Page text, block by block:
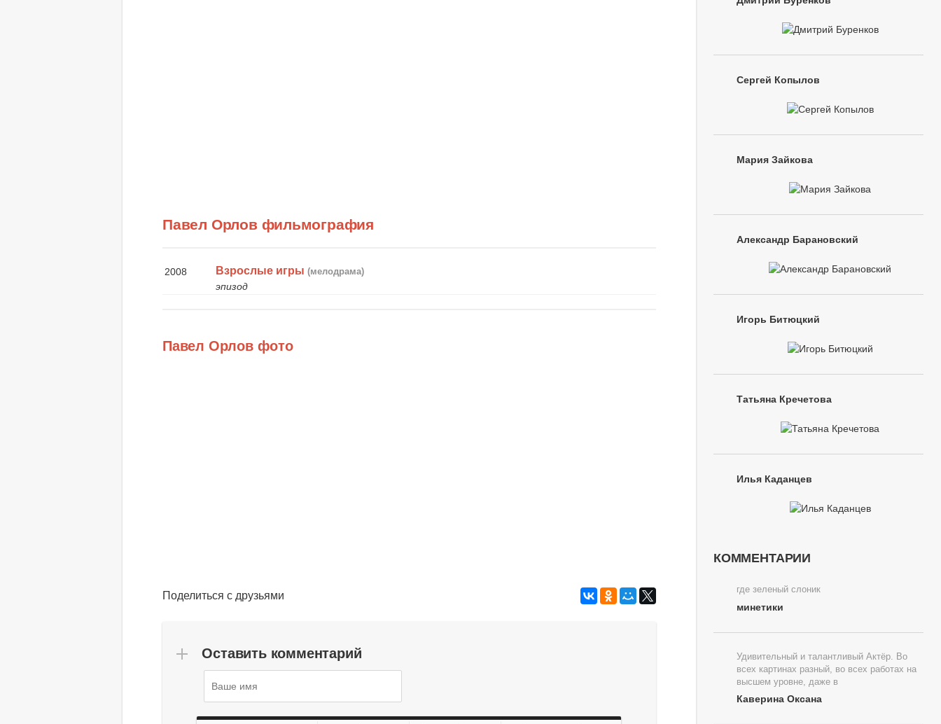
Павел Орлов фильмография
2008 Взрослые игры (мелодрама)
эпизод
Павел Орлов фото
Поделиться с друзьями
Оставить комментарий
Сергей Копылов
Мария Зайкова
Александр Барановский
Игорь Битюцкий
Татьяна Кречетова
Илья Каданцев
КОММЕНТАРИИ
где зеленый слоник
минетики
Удивительный и талантливый Актёр. Во
всех картинах разный, во всех работах на
высшем уровне, даже в
Каверина Оксана